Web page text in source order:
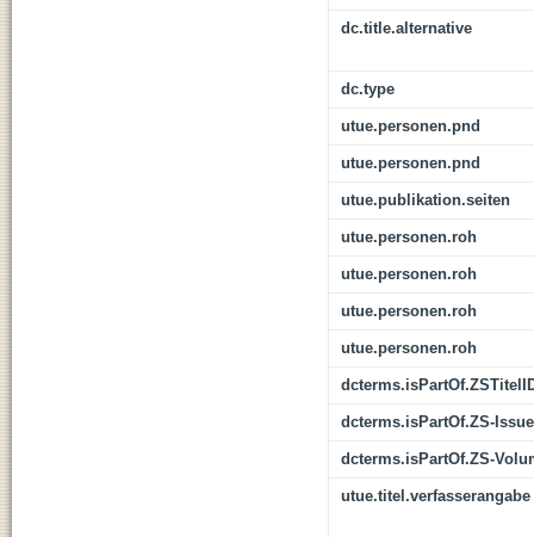
dc.title.alternative
dc.type
utue.personen.pnd
utue.personen.pnd
utue.publikation.seiten
utue.personen.roh
utue.personen.roh
utue.personen.roh
utue.personen.roh
dcterms.isPartOf.ZS-Issue
dcterms.isPartOf.ZS-
utue.titel.verfasserangabe